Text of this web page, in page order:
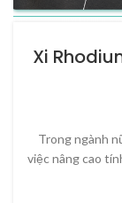
Xi
Trong ngành
việc nâng cao